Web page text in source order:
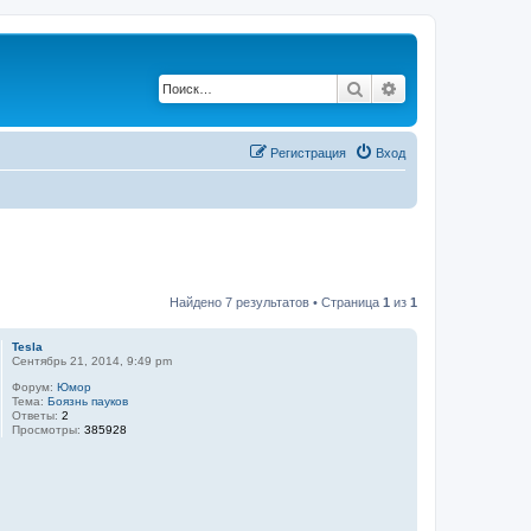
Поиск
Вход
Регистрация
Найдено 7 результатов • Страница 1 из 1
Tesla
Сентябрь 21, 2014, 9:49 pm
Форум:Юмор
Тема:Боязнь пауков
Ответы:2
Просмотры:385928